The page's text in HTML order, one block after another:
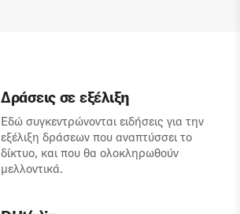
Δράσεις σε εξέλιξη
Εδώ συγκεντρώνονται ειδήσεις για την
εξέλιξη δράσεων που αναπτύσσει το
δίκτυο, και που θα ολοκληρωθούν
μελλοντικά.